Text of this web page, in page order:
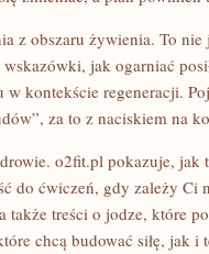
z obszaru żywienia. To nie
jak ogarniać
kontekście regeneracji.
za to z naciskiem na
o2fit.pl pokazuje, jak
do ćwiczeń, gdy zależy Ci
treści o jodze, które
chcą budować siłę, jak